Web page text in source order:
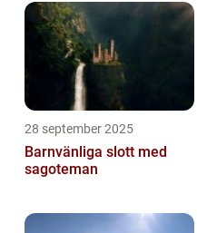
28 september 2025
Barnvänliga slott med
sagoteman